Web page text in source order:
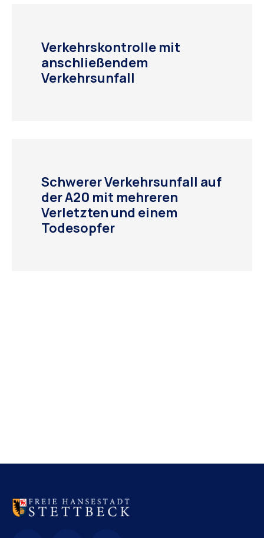
Verkehrskontrolle mit
anschließendem
Verkehrsunfall
Schwerer Verkehrsunfall auf
der A20 mit mehreren
Verletzten und einem
Todesopfer